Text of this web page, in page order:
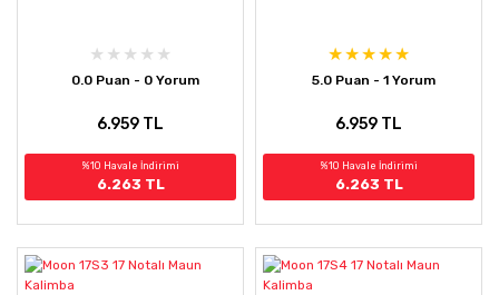
0.0 Puan - 0 Yorum
6.959 TL
%10 Havale İndirimi
6.263 TL
5.0 Puan - 1 Yorum
6.959 TL
%10 Havale İndirimi
6.263 TL